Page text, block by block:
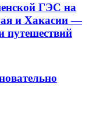
ГЭС на
и Хакасии —
путешествий